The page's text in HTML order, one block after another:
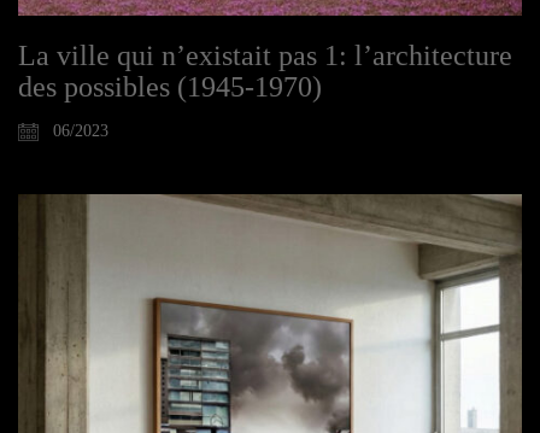
La ville qui n’existait pas 1: l’architecture
des possibles (1945-1970)
06/2023